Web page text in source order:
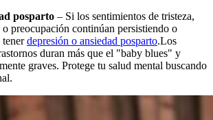
posparto – Si los sentimientos de tristeza,
o preocupación continúan persistiendo o
tenerdepresión o ansiedad posparto.Los
duran más que el "baby blues" y
graves. Protege tu salud mental buscando